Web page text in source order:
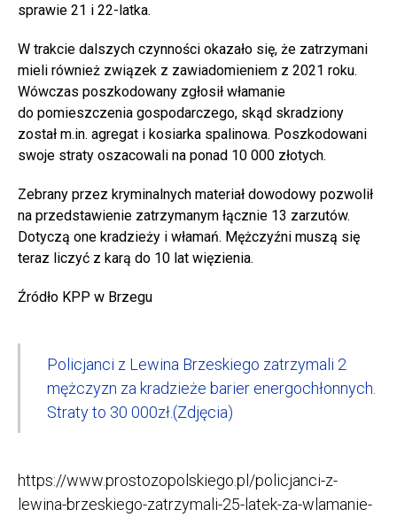
sprawie 21 i 22-latka.
W trakcie dalszych czynności okazało się, że zatrzymani
mieli również związek z zawiadomieniem z 2021 roku.
Wówczas poszkodowany zgłosił włamanie
do pomieszczenia gospodarczego, skąd skradziony
został m.in. agregat i kosiarka spalinowa. Poszkodowani
swoje straty oszacowali na ponad 10 000 złotych.
Zebrany przez kryminalnych materiał dowodowy pozwolił
na przedstawienie zatrzymanym łącznie 13 zarzutów.
Dotyczą one kradzieży i włamań. Mężczyźni muszą się
teraz liczyć z karą do 10 lat więzienia.
Źródło KPP w Brzegu
Policjanci z Lewina Brzeskiego zatrzymali 2
mężczyzn za kradzieże barier energochłonnych.
Straty to 30 000zł.(Zdjęcia)
https://www.prostozopolskiego.pl/policjanci-z-
lewina-brzeskiego-zatrzymali-25-latek-za-wlamanie-